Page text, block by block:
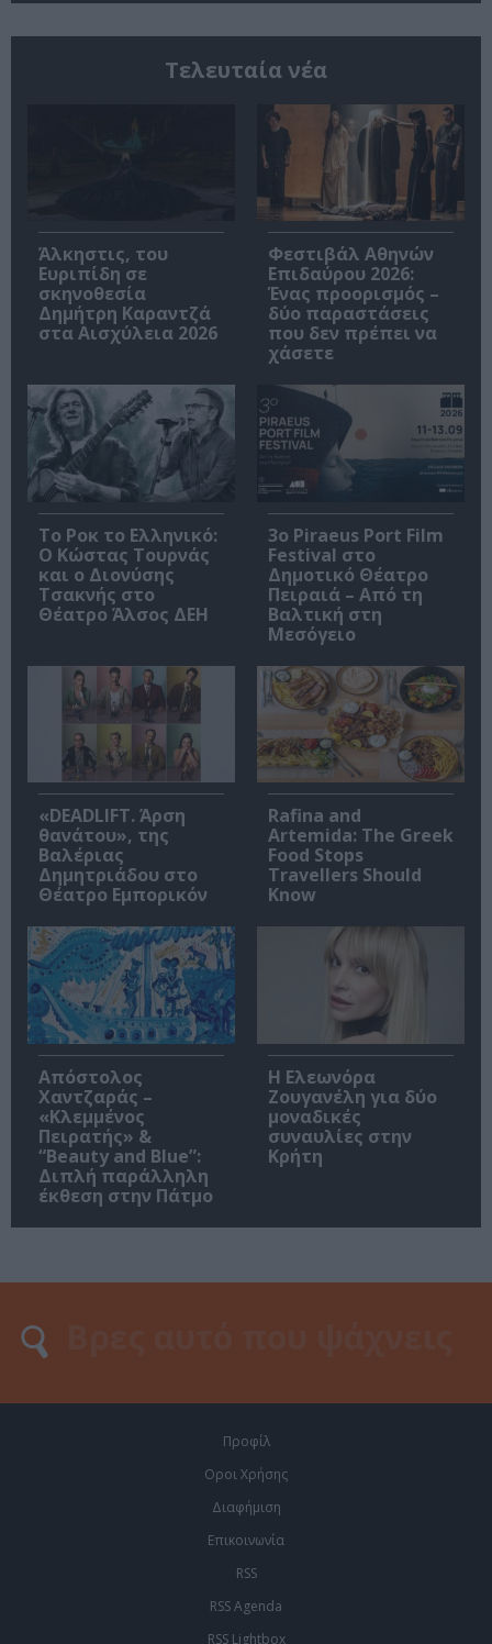
Τελευταία νέα
Άλκηστις, του
Ευριπίδη σε
σκηνοθεσία
Δημήτρη Καραντζά
στα Αισχύλεια 2026
Φεστιβάλ Αθηνών
Επιδαύρου 2026:
Ένας προορισμός –
δύο παραστάσεις
που δεν πρέπει να
χάσετε
Το Ροκ το Ελληνικό:
Ο Κώστας Τουρνάς
και ο Διονύσης
Τσακνής στο
Θέατρο Άλσος ΔΕΗ
3o Piraeus Port Film
Festival στο
Δημοτικό Θέατρο
Πειραιά – Από τη
Βαλτική στη
Μεσόγειο
«DEADLIFT. Άρση
θανάτου», της
Βαλέριας
Δημητριάδου στο
Θέατρο Εμπορικόν
Rafina and
Artemida: The Greek
Food Stops
Travellers Should
Know
Απόστολος
Χαντζαράς –
«Κλεμμένος
Πειρατής» &
“Beauty and Blue”:
Διπλή παράλληλη
έκθεση στην Πάτμο
Η Ελεωνόρα
Ζουγανέλη για δύο
μοναδικές
συναυλίες στην
Κρήτη
Προφίλ
Οροι Χρήσης
Διαφήμιση
Επικοινωνία
RSS
RSS Agenda
RSS Lightbox